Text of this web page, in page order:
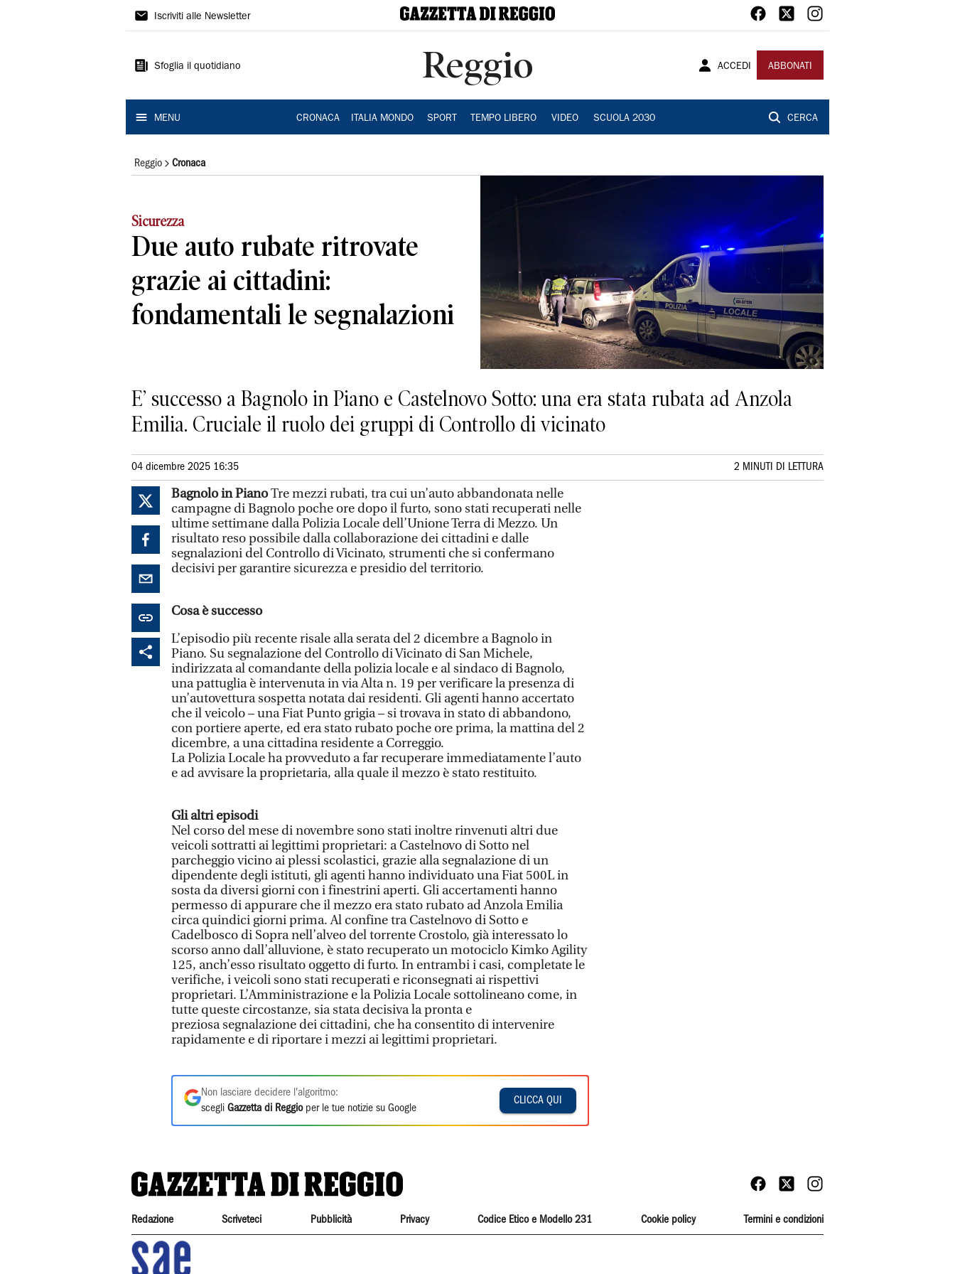
Gazzetta
Reggio
Iscriviti alle Newsletter
Sfoglia il quotidiano Reggio ACCEDI ABBONATI
MENU CRONACA ITALIA MONDO SPORT TEMPO LIBERO VIDEO SCUOLA 2030 CERCA
Reggio Cronaca
Sicurezza
Due auto rubate ritrovate
grazie ai cittadini:
fondamentali le segnalazioni
E’ successo a Bagnolo in Piano e Castelnovo Sotto: una era stata rubata ad Anzola
Emilia. Cruciale il ruolo dei gruppi di Controllo di vicinato
04 dicembre 2025 16:35 2 MINUTI DI LETTURA
Bagnolo in PianoTre mezzi rubati, tra cui un’auto abbandonata nelle
campagne di Bagnolo poche ore dopo il furto, sono stati recuperati nelle
ultime settimane dalla Polizia Locale dell’Unione Terra di Mezzo. Un
risultato reso possibile dalla collaborazione dei cittadini e dalle
segnalazioni del Controllo di Vicinato, strumenti che si confermano
decisivi per garantire sicurezza e presidio del territorio.
Cosa è successo
L’episodio più recente risale alla serata del 2 dicembre a Bagnolo in
Piano. Su segnalazione del Controllo di Vicinato di San Michele,
indirizzata al comandante della polizia locale e al sindaco di Bagnolo,
una pattuglia è intervenuta in via Alta n. 19 per verificare la presenza di
un’autovettura sospetta notata dai residenti. Gli agenti hanno accertato
che il veicolo – una Fiat Punto grigia – si trovava in stato di abbandono,
con portiere aperte, ed era stato rubato poche ore prima, la mattina del 2
dicembre, a una cittadina residente a Correggio.
La Polizia Locale ha provveduto a far recuperare immediatamente l’auto
e ad avvisare la proprietaria, alla quale il mezzo è stato restituito.
Gli altri episodi
Nel corso del mese di novembre sono stati inoltre rinvenuti altri due
veicoli sottratti ai legittimi proprietari: a Castelnovo di Sotto nel
parcheggio vicino ai plessi scolastici, grazie alla segnalazione di un
dipendente degli istituti, gli agenti hanno individuato una Fiat 500L in
sosta da diversi giorni con i finestrini aperti. Gli accertamenti hanno
permesso di appurare che il mezzo era stato rubato ad Anzola Emilia
circa quindici giorni prima. Al confine tra Castelnovo di Sotto e
Cadelbosco di Sopra nell’alveo del torrente Crostolo, già interessato lo
scorso anno dall’alluvione, è stato recuperato un motociclo Kimko Agility
125, anch’esso risultato oggetto di furto. In entrambi i casi, completate le
verifiche, i veicoli sono stati recuperati e riconsegnati ai rispettivi
proprietari. L’Amministrazione e la Polizia Locale sottolineano come, in
tutte queste circostanze, sia stata decisiva la pronta e
preziosa segnalazione dei cittadini, che ha consentito di intervenire
rapidamente e di riportare i mezzi ai legittimi proprietari.
Non lasciare decidere l'algoritmo:
scegli Gazzetta di Reggioper le tue notizie su Google
CLICCA QUI
Redazione Scriveteci Pubblicità Privacy Codice Etico e Modello 231 Cookie policy Termini e condizioni